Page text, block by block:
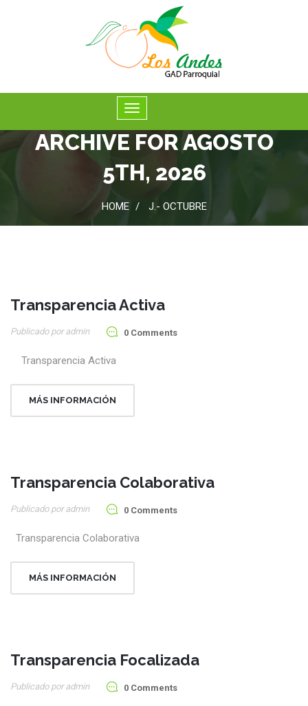
ARCHIVE FOR AGOSTO
5TH, 2026
HOME J.- OCTUBRE
05
Ago
Transparencia Activa
Publicado por admin 0 Comments
Transparencia Activa
MÁS INFORMACIÓN
05
Ago
Transparencia Colaborativa
Publicado por admin 0 Comments
Transparencia Colaborativa
MÁS INFORMACIÓN
05
Ago
Transparencia Focalizada
Publicado por admin 0 Comments